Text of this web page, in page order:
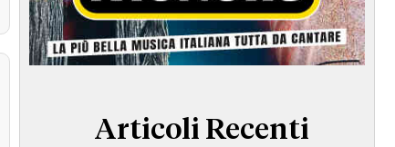
Articoli Recenti